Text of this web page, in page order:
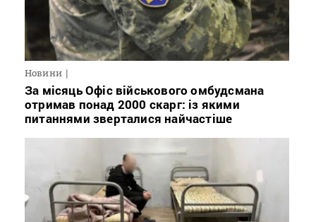
Новини
За місяць Офіс військового омбудсмана
отримав понад 2000 скарг: із якими
питаннями зверталися найчастіше